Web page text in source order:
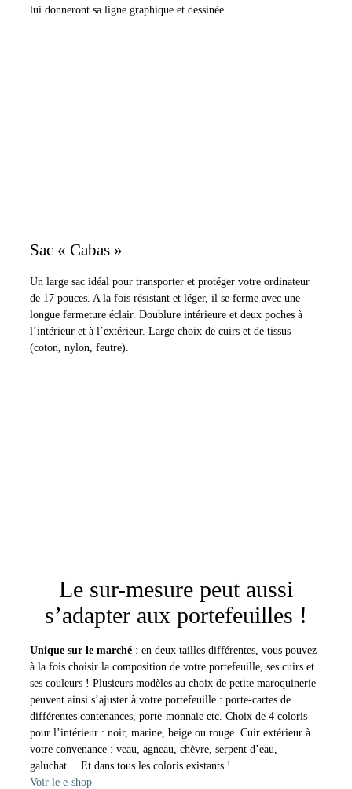
lui donneront sa ligne graphique et dessinée.
Sac « Cabas »
Un large sac idéal pour transporter et protéger votre ordinateur
de 17 pouces. A la fois résistant et léger, il se ferme avec une
longue fermeture éclair. Doublure intérieure et deux poches à
l’intérieur et à l’extérieur. Large choix de cuirs et de tissus
(coton, nylon, feutre).
Le sur-mesure peut aussi
s’adapter aux portefeuilles !
Unique sur le marché : en deux tailles différentes, vous pouvez
à la fois choisir la composition de votre portefeuille, ses cuirs et
ses couleurs ! Plusieurs modèles au choix de petite maroquinerie
peuvent ainsi s’ajuster à votre portefeuille : porte-cartes de
différentes contenances, porte-monnaie etc. Choix de 4 coloris
pour l’intérieur : noir, marine, beige ou rouge. Cuir extérieur à
votre convenance : veau, agneau, chèvre, serpent d’eau,
galuchat… Et dans tous les coloris existants !
Voir le e-shop